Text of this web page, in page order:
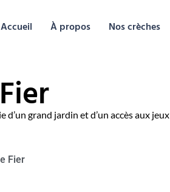
Accueil À propos Nos crèches
grand jardin et d’un accès aux jeux
Fier